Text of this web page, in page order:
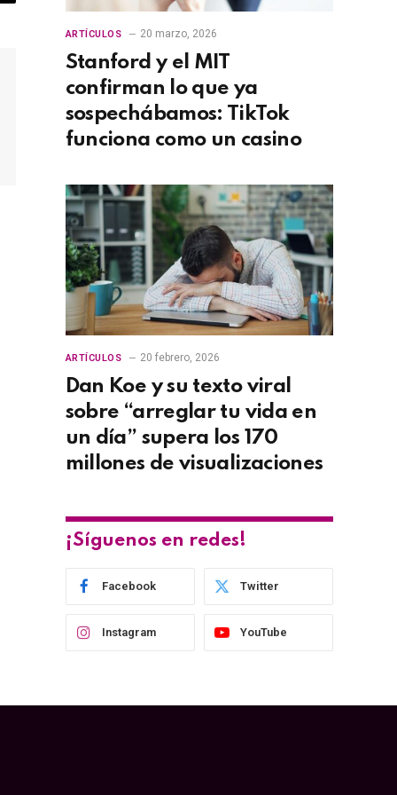
ARTÍCULOS 20 marzo, 2026
Stanford y el MIT
confirman lo que ya
sospechábamos: TikTok
funciona como un casino
ARTÍCULOS 20 febrero, 2026
Dan Koe y su texto viral
sobre “arreglar tu vida en
un día” supera los 170
millones de visualizaciones
¡Síguenos en redes!
Facebook Twitter
Instagram YouTube